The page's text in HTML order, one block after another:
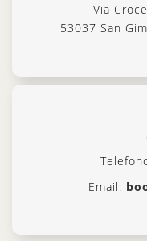
Via
53037 San
Email: